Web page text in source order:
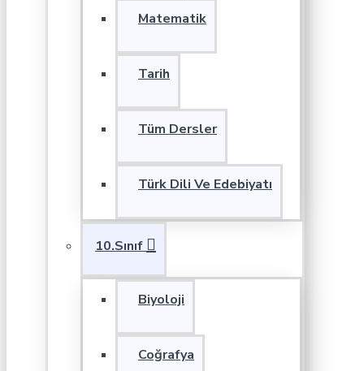
Matematik
Tarih
Tüm Dersler
Türk Dili Ve Edebiyatı
10.Sınıf
Biyoloji
Coğrafya